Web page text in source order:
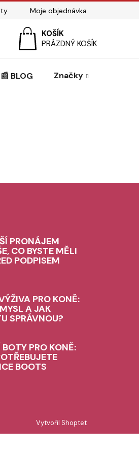
Moje objednávka
NÁKUPNÍ
KOŠÍK
PRÁZDNÝ KOŠÍK
📰 BLOG Značky
PRONÁJEM
CO BYSTE MĚLI
PODPISEM
PRO KONĚ:
A JAK
SPRÁVNOU?
PRO KONĚ:
BOOTS
Vytvořil Shoptet